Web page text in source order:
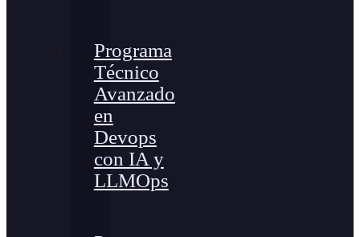
Programa
Técnico
Avanzado
en
Devops
con IA y
LLMOps